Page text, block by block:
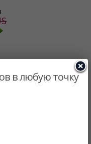
в любую точку